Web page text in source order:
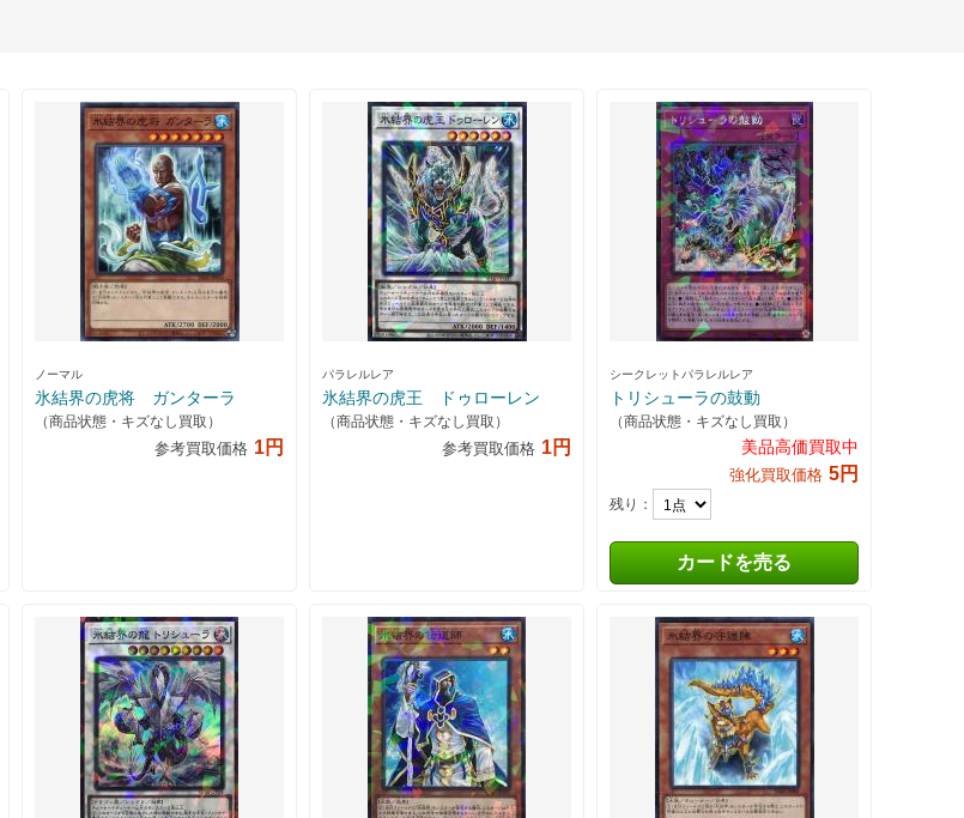
ノーマル
氷結界の虎将 ガンターラ
（商品状態・キズなし買取）
参考買取価格 1円
パラレルレア
氷結界の虎王 ドゥローレン
（商品状態・キズなし買取）
参考買取価格 1円
シークレットパラレルレア
トリシューラの鼓動
（商品状態・キズなし買取）
美品高価買取中
強化買取価格 5円
残り：
カードを売る